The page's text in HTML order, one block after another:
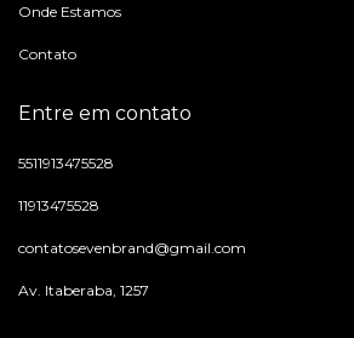
Onde Estamos
Contato
Entre em contato
5511913475528
11913475528
contatosevenbrand@gmail.com
Av. Itaberaba, 1257